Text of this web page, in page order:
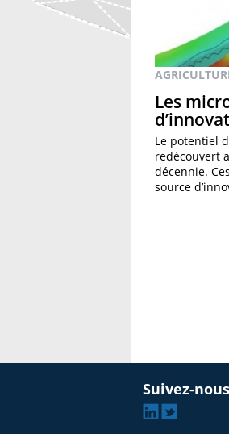
Les
Le potentiel
redécouvert
décennie.
source
Suivez-nous
Linkedin